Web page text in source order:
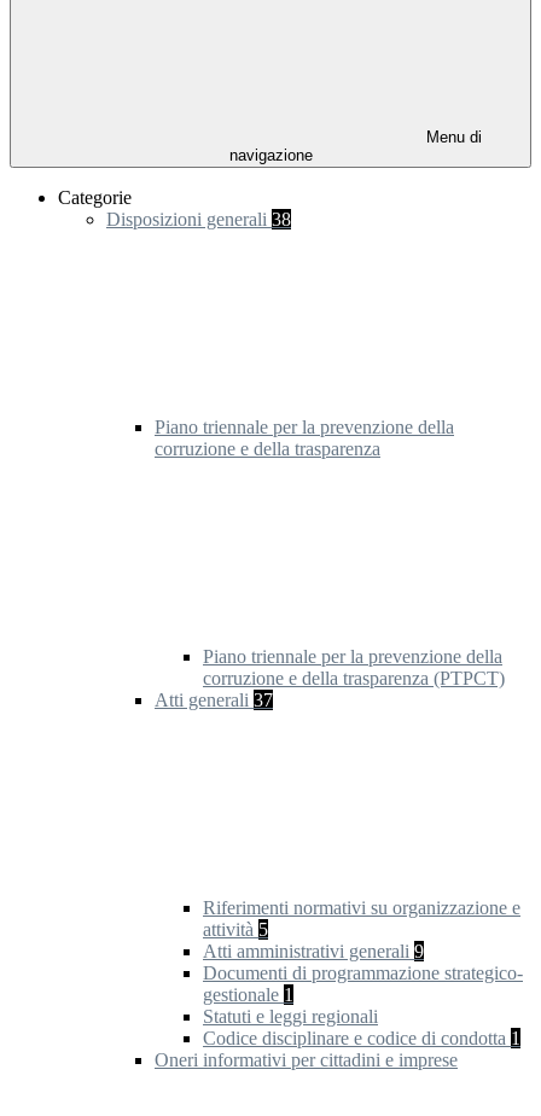
Menu di
navigazione
Categorie
Disposizioni generali 38
Piano triennale per la prevenzione della
corruzione e della trasparenza
Piano triennale per la prevenzione della
corruzione e della trasparenza (PTPCT)
Atti generali 37
Riferimenti normativi su organizzazione e
attività 5
Atti amministrativi generali 9
Documenti di programmazione strategico-
gestionale 1
Statuti e leggi regionali
Codice disciplinare e codice di condotta 1
Oneri informativi per cittadini e imprese